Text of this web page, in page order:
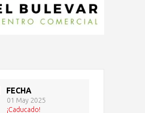
FECHA
01 May 2025
¡Caducado!